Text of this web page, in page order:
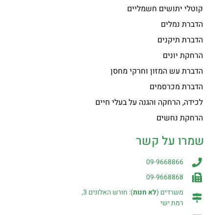
קוטלי יתושים חשמליים
הדברת נמלים
הדברת תיקנים
הרחקת יונים
הדברת עש המזון וחרקי מחסן
הדברת מכרסמים
לכידה, הרחקה והגנה על בעלי חיים
הרחקת נחשים
שמרו על קשר
09-9668866
09-9668868
משרדים (לא חנות): חורש האלונים 3,
רמת ישי